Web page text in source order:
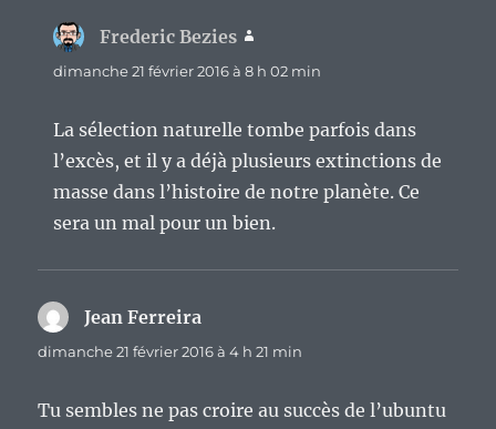
Frederic Bezies
dimanche 21 février 2016 à 8 h 02 min
La sélection naturelle tombe parfois dans
l’excès, et il y a déjà plusieurs extinctions de
masse dans l’histoire de notre planète. Ce
sera un mal pour un bien.
Jean Ferreira
dimanche 21 février 2016 à 4 h 21 min
Tu sembles ne pas croire au succès de l’ubuntu